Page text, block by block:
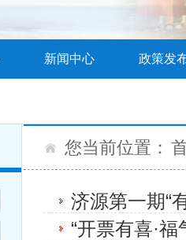
新闻中心 政策发
您当前位置：
济源第一期“
“开票有喜·